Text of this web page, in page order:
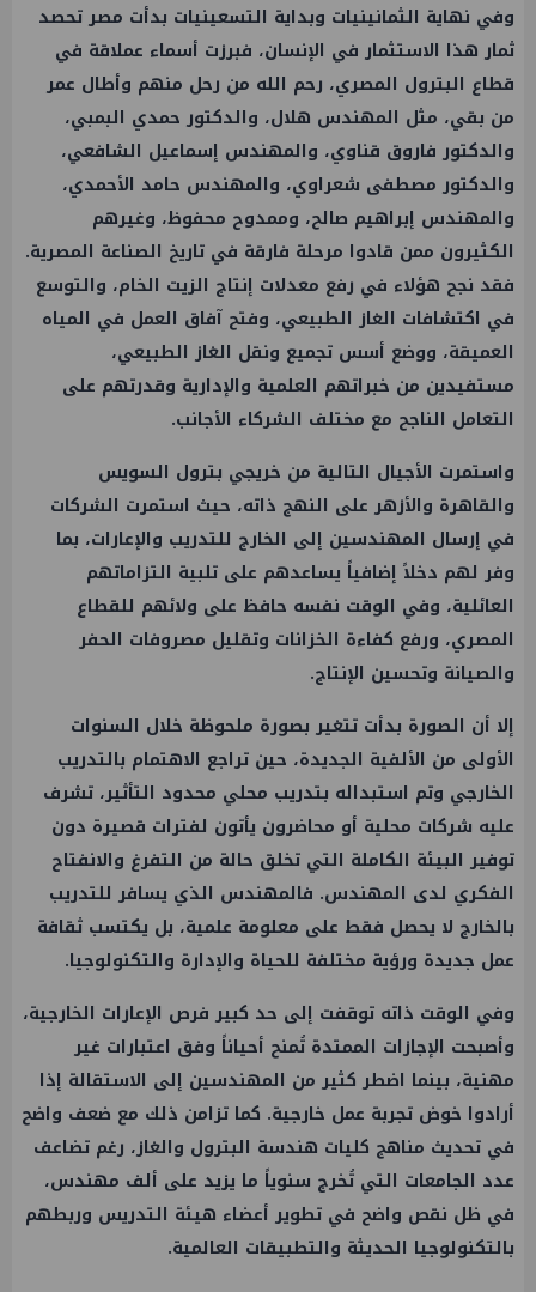
وفي نهاية الثمانينيات وبداية التسعينيات بدأت مصر تحصد
ثمار هذا الاستثمار في الإنسان، فبرزت أسماء عملاقة في
قطاع البترول المصري، رحم الله من رحل منهم وأطال عمر
من بقي، مثل المهندس هلال، والدكتور حمدي البمبي،
والدكتور فاروق قناوي، والمهندس إسماعيل الشافعي،
والدكتور مصطفى شعراوي، والمهندس حامد الأحمدي،
والمهندس إبراهيم صالح، وممدوح محفوظ، وغيرهم
الكثيرون ممن قادوا مرحلة فارقة في تاريخ الصناعة المصرية.
فقد نجح هؤلاء في رفع معدلات إنتاج الزيت الخام، والتوسع
في اكتشافات الغاز الطبيعي، وفتح آفاق العمل في المياه
العميقة، ووضع أسس تجميع ونقل الغاز الطبيعي،
مستفيدين من خبراتهم العلمية والإدارية وقدرتهم على
التعامل الناجح مع مختلف الشركاء الأجانب.
واستمرت الأجيال التالية من خريجي بترول السويس
والقاهرة والأزهر على النهج ذاته، حيث استمرت الشركات
في إرسال المهندسين إلى الخارج للتدريب والإعارات، بما
وفر لهم دخلاً إضافياً يساعدهم على تلبية التزاماتهم
العائلية، وفي الوقت نفسه حافظ على ولائهم للقطاع
المصري، ورفع كفاءة الخزانات وتقليل مصروفات الحفر
والصيانة وتحسين الإنتاج.
إلا أن الصورة بدأت تتغير بصورة ملحوظة خلال السنوات
الأولى من الألفية الجديدة، حين تراجع الاهتمام بالتدريب
الخارجي وتم استبداله بتدريب محلي محدود التأثير، تشرف
عليه شركات محلية أو محاضرون يأتون لفترات قصيرة دون
توفير البيئة الكاملة التي تخلق حالة من التفرغ والانفتاح
الفكري لدى المهندس. فالمهندس الذي يسافر للتدريب
بالخارج لا يحصل فقط على معلومة علمية، بل يكتسب ثقافة
عمل جديدة ورؤية مختلفة للحياة والإدارة والتكنولوجيا.
وفي الوقت ذاته توقفت إلى حد كبير فرص الإعارات الخارجية،
وأصبحت الإجازات الممتدة تُمنح أحياناً وفق اعتبارات غير
مهنية، بينما اضطر كثير من المهندسين إلى الاستقالة إذا
أرادوا خوض تجربة عمل خارجية. كما تزامن ذلك مع ضعف واضح
في تحديث مناهج كليات هندسة البترول والغاز، رغم تضاعف
عدد الجامعات التي تُخرج سنوياً ما يزيد على ألف مهندس،
في ظل نقص واضح في تطوير أعضاء هيئة التدريس وربطهم
بالتكنولوجيا الحديثة والتطبيقات العالمية.